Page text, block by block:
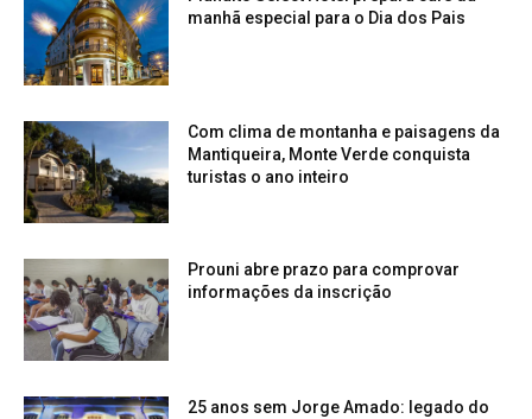
manhã especial para o Dia dos Pais
Com clima de montanha e paisagens da
Mantiqueira, Monte Verde conquista
turistas o ano inteiro
Prouni abre prazo para comprovar
informações da inscrição
25 anos sem Jorge Amado: legado do